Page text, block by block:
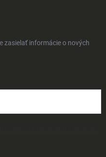
zasielať informácie o nových